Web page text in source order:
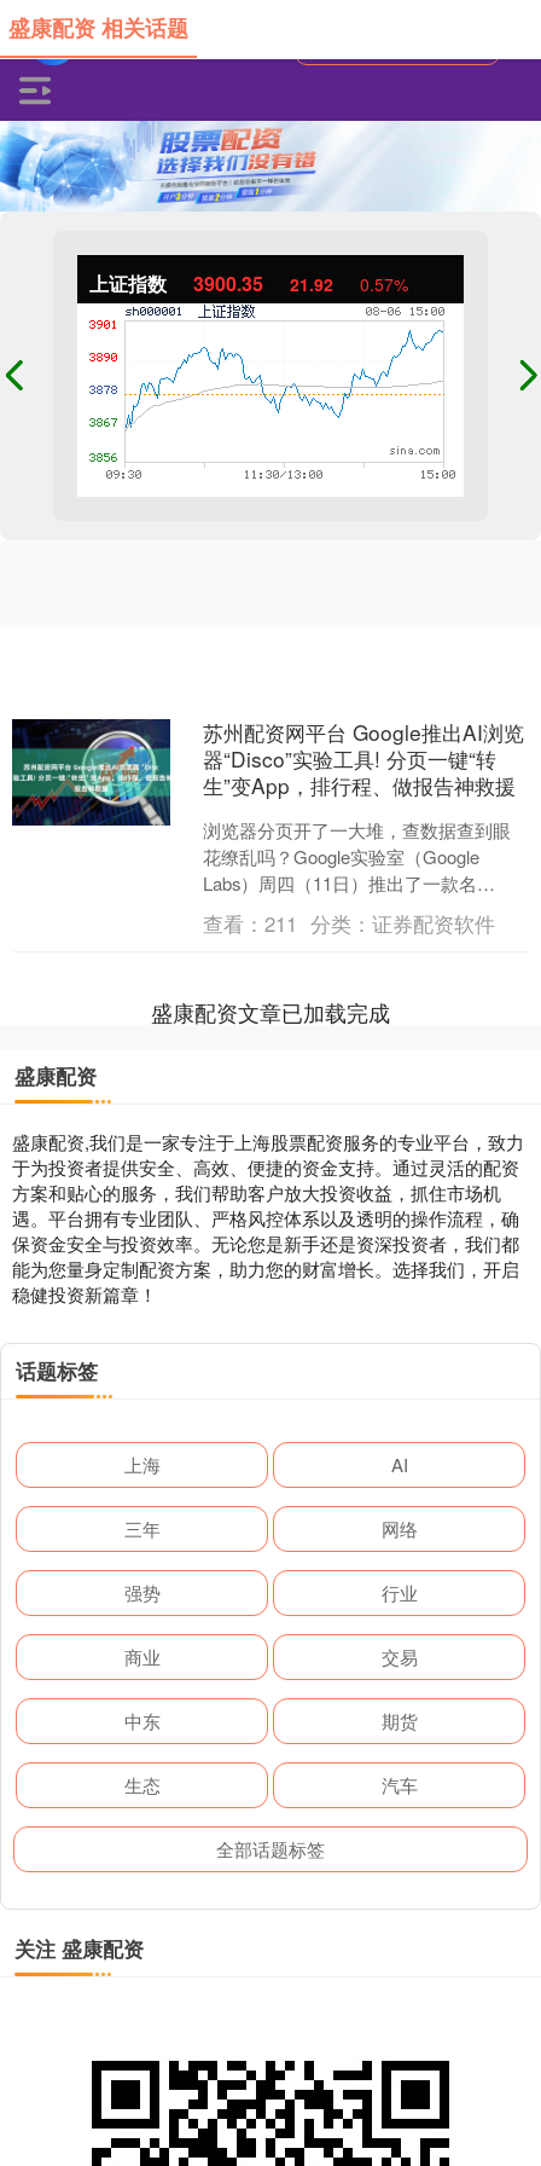
上证指数 3900.35 21.92 0.57%
盛康配资 相关话题
苏州配资网平台 Google推出AI浏览
器“Disco”实验工具! 分页一键“转
生”变App，排行程、做报告神救援
浏览器分页开了一大堆，查数据查到眼
花缭乱吗？Google实验室（Google
Labs）周四（11日）推出了一款名
为“Disco”的全新AI实验工具，搭载了强
大....
查看：211 分类：证券配资软件
盛康配资文章已加载完成
盛康配资
盛康配资,我们是一家专注于上海股票配资服务的专业平台，致力
于为投资者提供安全、高效、便捷的资金支持。通过灵活的配资
方案和贴心的服务，我们帮助客户放大投资收益，抓住市场机
遇。平台拥有专业团队、严格风控体系以及透明的操作流程，确
保资金安全与投资效率。无论您是新手还是资深投资者，我们都
能为您量身定制配资方案，助力您的财富增长。选择我们，开启
稳健投资新篇章！
话题标签
上海 AI
三年 网络
强势 行业
商业 交易
中东 期货
生态 汽车
全部话题标签
关注 盛康配资